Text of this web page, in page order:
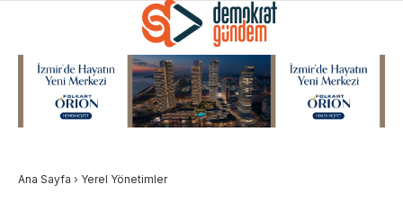
Ana Sayfa › Yerel Yönetimler